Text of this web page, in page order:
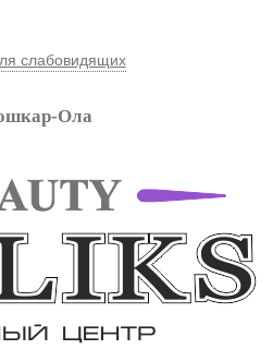
слабовидящих
Ола